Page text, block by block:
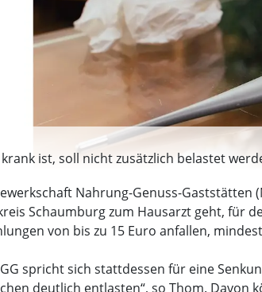
ist, soll nicht zusätzlich belastet
die NGG die geplante
Nahrung-Genuss-
Schaumburg zum Hausarzt geht, für
von bis zu 15 Euro anfallen,
spricht sich stattdessen für eine
deutlich entlasten“, so Thom. Davon